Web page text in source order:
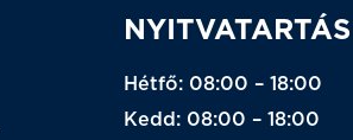
NYITVATARTÁS
Hétfő: 08:00 – 18:00
Kedd: 08:00 – 18:00